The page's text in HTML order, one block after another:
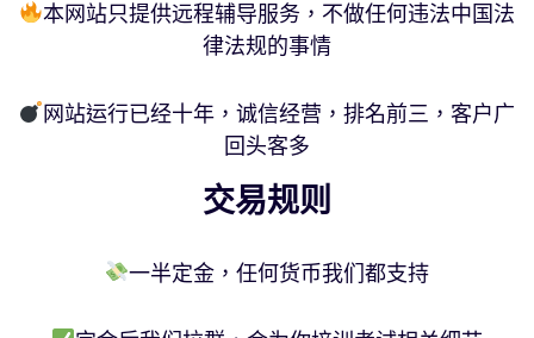
本网站只提供远程辅导服务，不做任何违法中国法
律法规的事情
网站运行已经十年，诚信经营，排名前三，客户广
回头客多
交易规则
一半定金，任何货币我们都支持